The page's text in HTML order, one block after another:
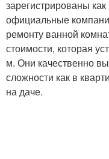
зарегистрированы
официальные
ремонту ванной
стоимости, которая
м. Они качественно
сложности как в
на даче.